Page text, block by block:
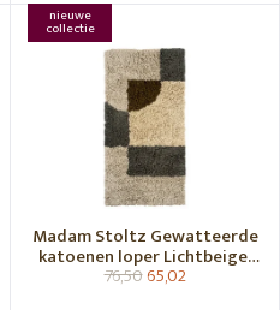
nieuwe
collectie
Madam Stoltz Gewatteerde
katoenen loper Lichtbeige,
gebroken wit, grijs, groen
76,5065,02